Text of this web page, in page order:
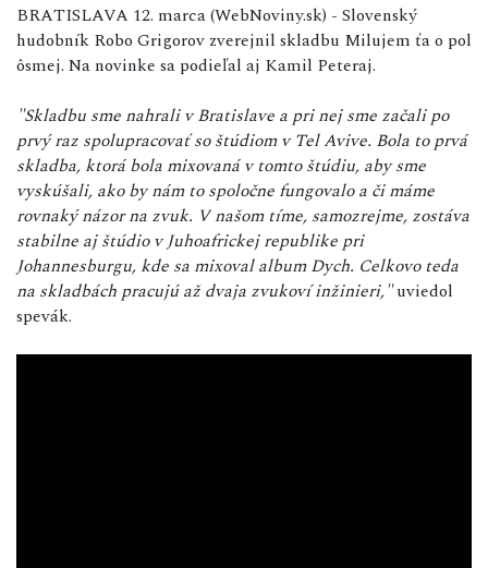
BRATISLAVA 12. marca (WebNoviny.sk) - Slovenský
hudobník Robo Grigorov zverejnil skladbu Milujem ťa o pol
ôsmej. Na novinke sa podieľal aj Kamil Peteraj.
"Skladbu sme nahrali v Bratislave a pri nej sme začali po
prvý raz spolupracovať so štúdiom v Tel Avive. Bola to prvá
skladba, ktorá bola mixovaná v tomto štúdiu, aby sme
vyskúšali, ako by nám to spoločne fungovalo a či máme
rovnaký názor na zvuk. V našom tíme, samozrejme, zostáva
stabilne aj štúdio v Juhoafrickej republike pri
Johannesburgu, kde sa mixoval album Dych. Celkovo teda
na skladbách pracujú až dvaja zvukoví inžinieri,"uviedol
spevák.